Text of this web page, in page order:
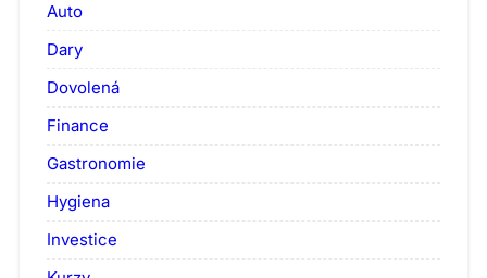
Auto
Dary
Dovolená
Finance
Gastronomie
Hygiena
Investice